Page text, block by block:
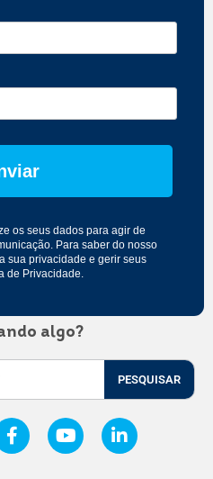
os seus dados para agir de
. Para saber do nosso
sua privacidade e gerir seus
de Privacidade.
algo?
PESQUISAR